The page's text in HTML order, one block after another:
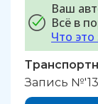
Ваш
Всё в
Что это
Запись